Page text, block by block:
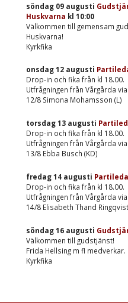
söndag 09 augusti
Huskvarna kl 10:00
Välkommen till gemensam
Huskvarna!
Kyrkfika
onsdag 12 augusti
Drop-in och fika från kl 18.00.
Utfrågningen från Vårgårda
12/8 Simona Mohamsson (L)
torsdag 13 augusti
Drop-in och fika från kl 18.00.
Utfrågningen från Vårgårda
13/8 Ebba Busch (KD)
fredag 14 augusti
Drop-in och fika från kl 18.00.
Utfrågningen från Vårgårda
14/8 Elisabeth Thand
söndag 16 augusti
Välkommen till gudstjänst!
Frida Hellsing m fl medverkar.
Kyrkfika